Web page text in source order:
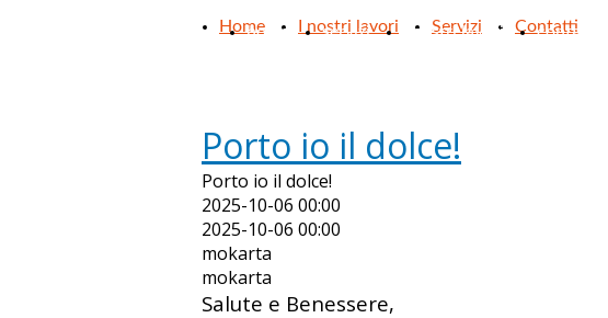
Home I nostri lavori Servizi Contatti
home servizi i nostri lavori contattaci
Porto io il dolce!
Porto io il dolce!
2025-10-06 00:00
2025-10-06 00:00
mokarta
mokarta
Salute e Benessere,